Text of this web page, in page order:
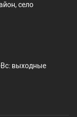
село
выходные